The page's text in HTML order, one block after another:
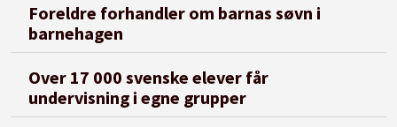
Foreldre forhandler om barnas søvn i
barnehagen
Over 17 000 svenske elever får
undervisning i egne grupper